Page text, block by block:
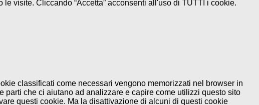
visite. Cliccando “Accetta” acconsenti all'uso di TUTTI i cookie.
classificati come necessari vengono memorizzati nel browser in
che ci aiutano ad analizzare e capire come utilizzi questo sito
questi cookie. Ma la disattivazione di alcuni di questi cookie